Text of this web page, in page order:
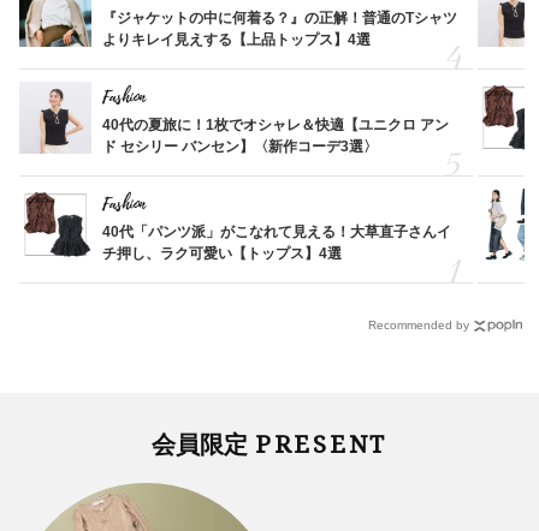
『ジャケットの中に何着る？』の正解！普通のTシャツ
よりキレイ見えする【上品トップス】4選
Fashion
40代の夏旅に！1枚でオシャレ＆快適【ユニクロ アン
ド セシリー バンセン】〈新作コーデ3選〉
Fashion
40代「パンツ派」がこなれて見える！大草直子さんイ
チ押し、ラク可愛い【トップス】4選
Recommended by
会員限定 PRESENT